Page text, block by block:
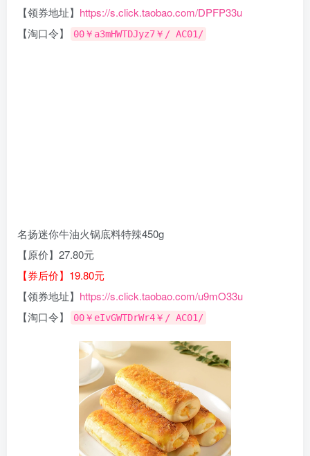
【领券地址】 https://s.click.taobao.com/DPFP33u
【淘口令】
00￥a3mHWTDJyz7￥/ AC01/
名扬迷你牛油火锅底料特辣450g
【原价】27.80元
【券后价】19.80元
【领券地址】 https://s.click.taobao.com/u9mO33u
【淘口令】
00￥eIvGWTDrWr4￥/ AC01/